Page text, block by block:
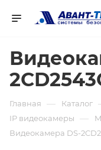
Главная — Каталог
IP видеокамеры —
Видеокамера DS-